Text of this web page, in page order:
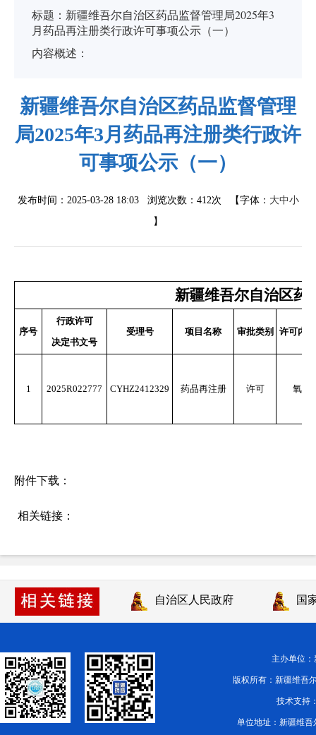
标题： 新疆维吾尔自治区药品监督管理局2025年3
月药品再注册类行政许可事项公示（一）
内容概述：
新疆维吾尔自治区药品监督管理
局2025年3月药品再注册类行政许
可事项公示（一）
发布时间：2025-03-28 18:03 浏览次数： 412次 【字体： 大中小
】
新疆维吾尔自治区药
序号
行政许可
决定书文号
受理号 项目名称 审批类别 许可内容
1 2025R022777 CYHZ2412329 药品再注册 许可 氧
附件下载：
相关链接：
自治区人民政府 国
主办单位
版权所有：新疆维吾
技术支持
单位地址：新疆维